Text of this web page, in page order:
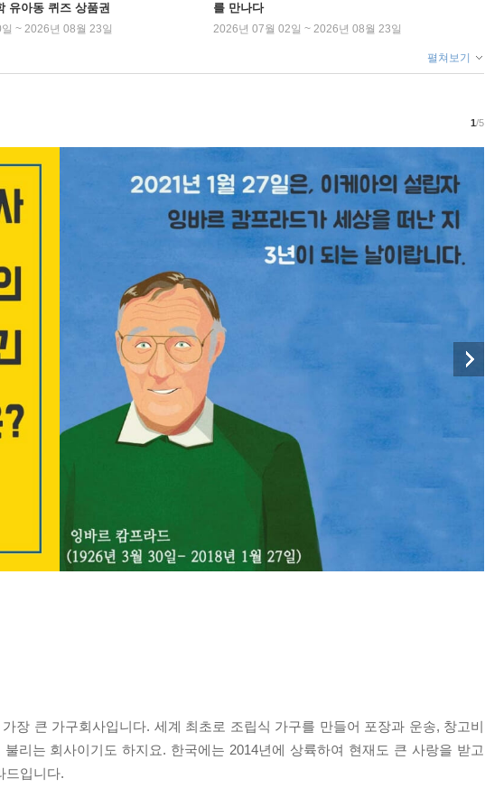
유아동 퀴즈 상품권
~ 2026년 08월 23일
를 만나다
2026년 07월 02일 ~ 2026년 08월 23일
펼쳐보기
1/5
장 큰 가구회사입니다. 세계 최초로 조립식 가구를 만들어 포장과 운송, 창고비
리는 회사이기도 하지요. 한국에는 2014년에 상륙하여 현재도 큰 사랑을 받고
드입니다.